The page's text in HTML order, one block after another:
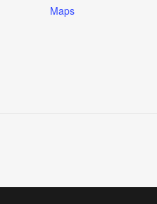
Maps